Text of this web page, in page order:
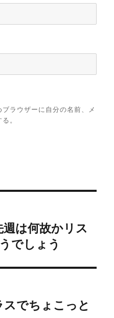
ラウザーに自分の名前、メ
。
週は何故かリス
でしょう
でちょこっと